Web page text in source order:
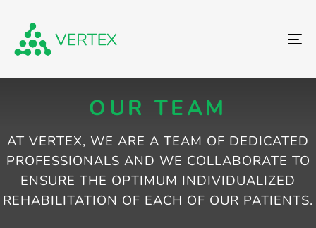
OUR TEAM
AT VERTEX, WE ARE A TEAM OF DEDICATED
PROFESSIONALS AND WE COLLABORATE TO
ENSURE THE OPTIMUM INDIVIDUALIZED
REHABILITATION OF EACH OF OUR PATIENTS.